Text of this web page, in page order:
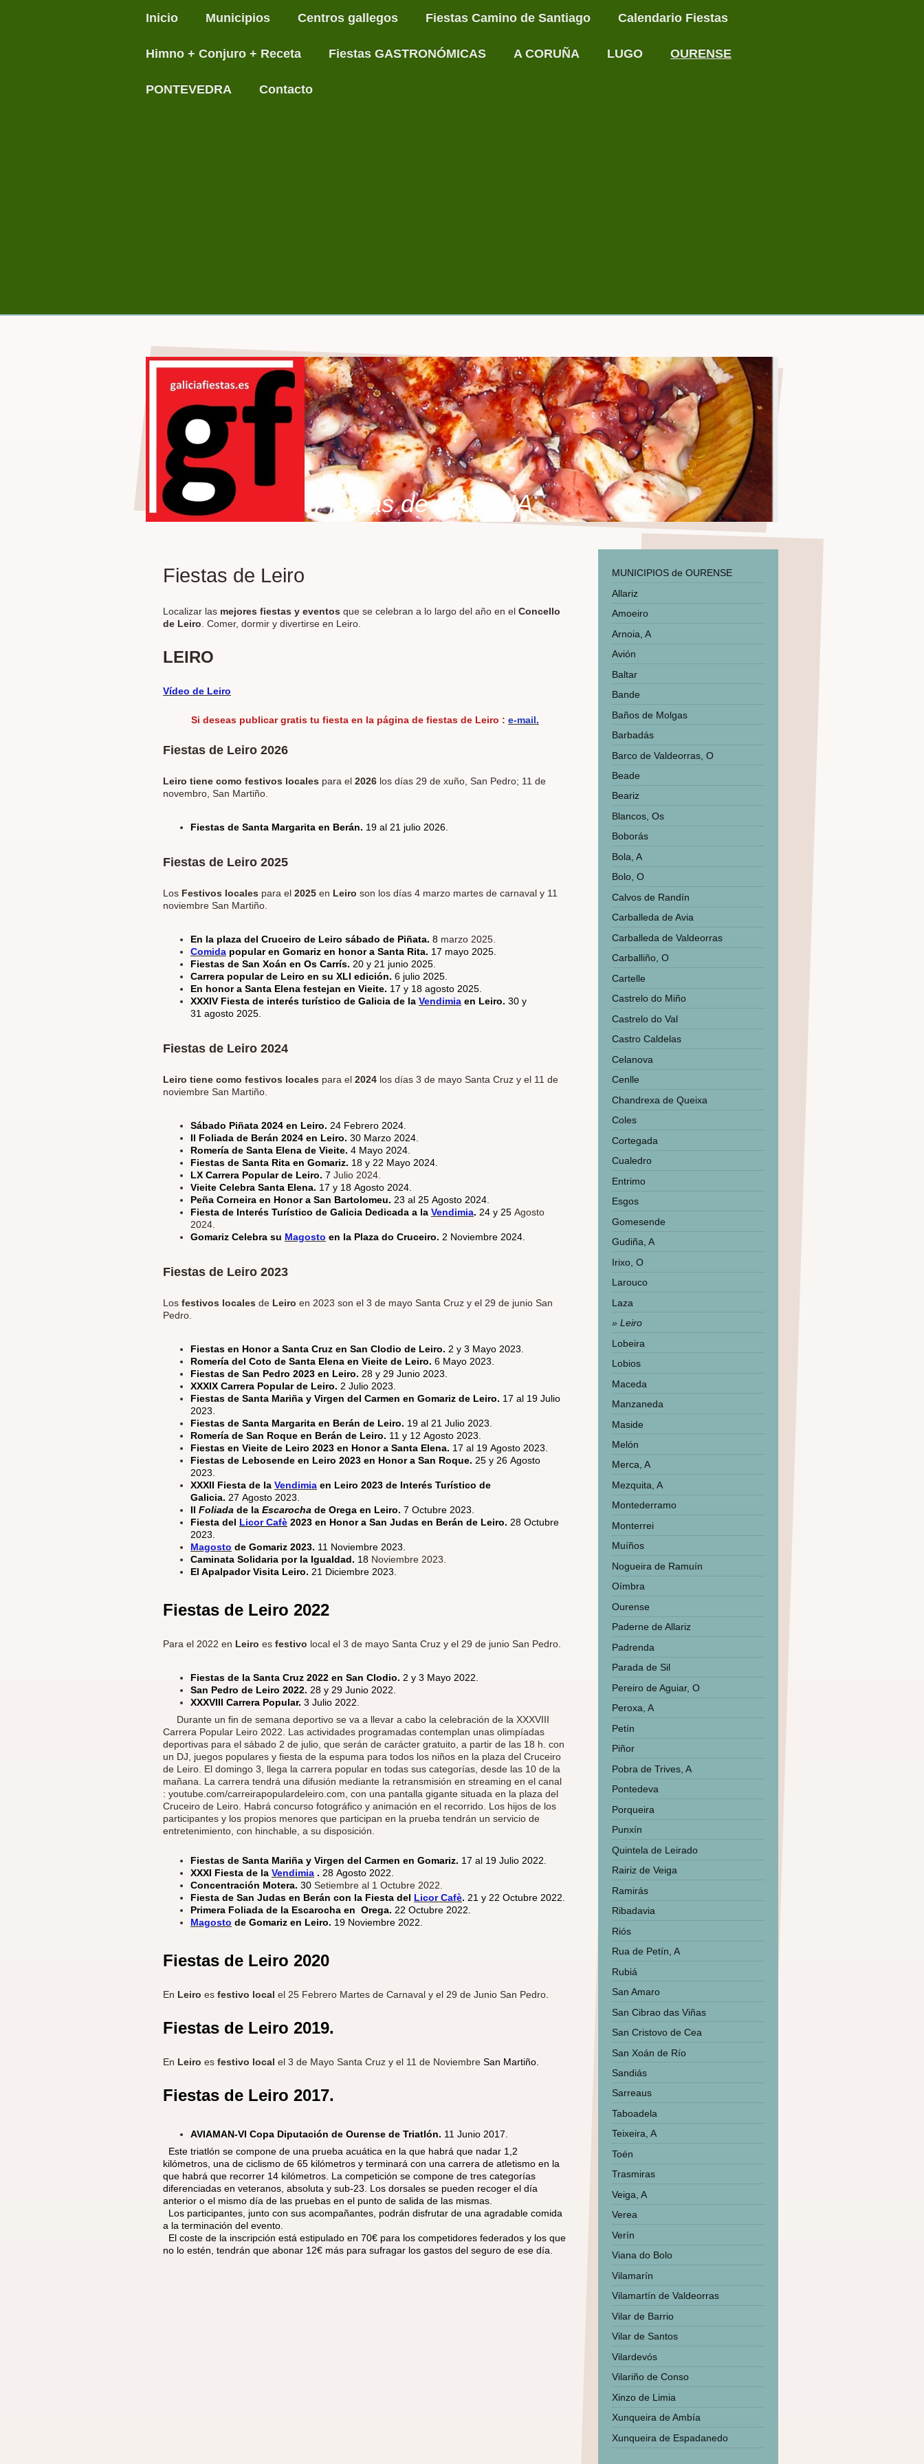
Inicio Municipios Centros gallegos Fiestas Camino de Santiago Calendario Fiestas
Himno + Conjuro + Receta Fiestas GASTRONÓMICAS A CORUÑA LUGO OURENSE
PONTEVEDRA Contacto
Fiestas de GALICIA
Fiestas de Leiro
Localizar las mejores fiestas y eventos que se celebran a lo largo del año en el Concello
de Leiro . Comer, dormir y divertirse en Leiro.
LEIRO
Vídeo de Leiro
Si deseas publicargratis tu fiesta en la página de fiestas de Leiro : e-mail.
Fiestas de Leiro 2026
Leiro tiene como festivos locales para el 2026 los días 29 de xuño, San Pedro; 11 de
novembro, San Martiño.
Fiestas de Santa Margarita en Berán. 19 al 21 julio 2026.
Fiestas de Leiro 2025
Los Festivos locales para el 2025 en Leiro son los días 4 marzo martes de carnaval y 11
noviembre San Martiño.
En la plaza del Cruceiro de Leiro sábado de Piñata. 8 marzo 2025.
Comida popular en Gomariz en honor a Santa Rita. 17 mayo 2025.
Fiestas de San Xoán en Os Carrís. 20 y 21 junio 2025.
Carrera popular de Leiro en su XLI edición. 6 julio 2025.
En honor a Santa Elena festejan en Vieite. 17 y 18 agosto 2025.
XXXIV Fiesta de interés turístico de Galicia de la Vendimia en Leiro. 30 y
31 agosto 2025.
Fiestas de Leiro 2024
Leiro tiene como festivos locales para el 2024 los días 3 de mayo Santa Cruz y el 11 de
noviembre San Martiño.
Sábado Piñata 2024 en Leiro. 24 Febrero 2024.
II Foliada de Berán 2024 en Leiro. 30 Marzo 2024.
Romería de Santa Elena de Vieite. 4 Mayo 2024.
Fiestas de Santa Rita en Gomariz. 18 y 22 Mayo 2024.
LX Carrera Popular de Leiro. 7 Julio 2024.
Vieite Celebra Santa Elena. 17 y 18 Agosto 2024.
Peña Corneira en Honor a San Bartolomeu. 23 al 25 Agosto 2024.
Fiesta de Interés Turístico de Galicia Dedicada a la Vendimia. 24 y 25 Agosto
2024.
Gomariz Celebra su Magosto en la Plaza do Cruceiro. 2 Noviembre 2024.
Fiestas de Leiro 2023
Los festivos locales de Leiro en 2023 son el 3 de mayo Santa Cruz y el 29 de junio San
Pedro.
Fiestas en Honor a Santa Cruz en San Clodio de Leiro. 2 y 3 Mayo 2023.
Romería del Coto de Santa Elena en Vieite de Leiro. 6 Mayo 2023.
Fiestas de San Pedro 2023 en Leiro. 28 y 29 Junio 2023.
XXXIX Carrera Popular de Leiro. 2 Julio 2023.
Fiestas de Santa Mariña y Virgen del Carmen en Gomariz de Leiro. 17 al 19 Julio
2023.
Fiestas de Santa Margarita en Berán de Leiro. 19 al 21 Julio 2023.
Romería de San Roque en Berán de Leiro. 11 y 12 Agosto 2023.
Fiestas en Vieite de Leiro 2023 en Honor a Santa Elena. 17 al 19 Agosto 2023.
Fiestas de Lebosende en Leiro 2023 en Honor a San Roque. 25 y 26 Agosto
2023.
XXXII Fiesta de la Vendimia en Leiro 2023 de Interés Turístico de
Galicia. 27 Agosto 2023.
II Foliada de la Escarocha de Orega en Leiro. 7 Octubre 2023.
Fiesta del Licor Cafè 2023 en Honor a San Judas en Berán de Leiro. 28 Octubre
2023.
Magosto de Gomariz 2023. 11 Noviembre 2023.
Caminata Solidaria por la Igualdad. 18 Noviembre 2023.
El Apalpador Visita Leiro. 21 Diciembre 2023.
Fiestas de Leiro 2022
Para el 2022 en Leiro es festivo local el 3 de mayo Santa Cruz y el 29 de junio San Pedro.
Fiestas de la Santa Cruz 2022 en San Clodio. 2 y 3 Mayo 2022.
San Pedro de Leiro 2022. 28 y 29 Junio 2022.
XXXVIII Carrera Popular. 3 Julio 2022.
Durante un fin de semana deportivo se va a llevar a cabo la celebración de la XXXVIII
Carrera Popular Leiro 2022. Las actividades programadas contemplan unas olimpíadas
deportivas para el sábado 2 de julio, que serán de carácter gratuito, a partir de las 18 h. con
un DJ, juegos populares y fiesta de la espuma para todos los niños en la plaza del Cruceiro
de Leiro. El domingo 3, llega la carrera popular en todas sus categorías, desde las 10 de la
mañana. La carrera tendrá una difusión mediante la retransmisión en streaming en el canal
: youtube.com/carreirapopulardeleiro.com, con una pantalla gigante situada en la plaza del
Cruceiro de Leiro. Habrá concurso fotográfico y animación en el recorrido. Los hijos de los
participantes y los propios menores que participan en la prueba tendrán un servicio de
entretenimiento, con hinchable, a su disposición.
Fiestas de Santa Mariña y Virgen del Carmen en Gomariz. 17 al 19 Julio 2022.
XXXI Fiesta de la Vendimia . 28 Agosto 2022.
Concentración Motera. 30 Setiembre al 1 Octubre 2022.
Fiesta de San Judas en Berán con la Fiesta del Licor Cafè. 21 y 22 Octubre 2022.
Primera Foliada de la Escarocha en Orega. 22 Octubre 2022.
Magosto de Gomariz en Leiro. 19 Noviembre 2022.
Fiestas de Leiro 2020
En Leiro es festivo local el 25 Febrero Martes de Carnaval y el 29 de Junio San Pedro
Fiestas de Leiro 2019.
En Leiro es festivo local el 3 de Mayo Santa Cruz y el 11 de Noviembre San Martiño.
Fiestas de Leiro 2017.
AVIAMAN-VI Copa Diputación de Ourense de Triatlón. 11 Junio 2017.
​ Este triatlón se compone de una prueba acuática en la que habrá que nadar 1,2
kilómetros, una de ciclismo de 65 kilómetros y terminará con una carrera de atletismo en la
que habrá que recorrer 14 kilómetros. La competición se compone de tres categorías
diferenciadas en veteranos, absoluta y sub-23. Los dorsales se pueden recoger el día
anterior o el mismo día de las pruebas en el punto de salida de las mismas.
Los participantes, junto con sus acompañantes, podrán disfrutar de una agradable comida
a la terminación del evento.
El coste de la inscripción está estipulado en 70€ para los competidores federados y los que
no lo estén, tendrán que abonar 12€ más para sufragar los gastos del seguro de ese día.
MUNICIPIOS de OURENSE
Allariz
Amoeiro
Arnoia, A
Avión
Baltar
Bande
Baños de Molgas
Barbadás
Barco de Valdeorras, O
Beade
Beariz
Blancos, Os
Boborás
Bola, A
Bolo, O
Calvos de Randín
Carballeda de Avia
Carballeda de Valdeorras
Carballiño, O
Cartelle
Castrelo do Miño
Castrelo do Val
Castro Caldelas
Celanova
Cenlle
Chandrexa de Queixa
Coles
Cortegada
Cualedro
Entrimo
Esgos
Gomesende
Gudiña, A
Irixo, O
Larouco
Laza
Leiro
Lobeira
Lobios
Maceda
Manzaneda
Maside
Melón
Merca, A
Mezquita, A
Montederramo
Monterrei
Muíños
Nogueira de Ramuín
Oímbra
Ourense
Paderne de Allariz
Padrenda
Parada de Sil
Pereiro de Aguiar, O
Peroxa, A
Petín
Piñor
Pobra de Trives, A
Pontedeva
Porqueira
Punxín
Quintela de Leirado
Rairiz de Veiga
Ramirás
Ribadavia
Riós
Rua de Petín, A
Rubiá
San Amaro
San Cibrao das Viñas
San Cristovo de Cea
San Xoán de Río
Sandiás
Sarreaus
Taboadela
Teixeira, A
Toén
Trasmiras
Veiga, A
Verea
Verín
Viana do Bolo
Vilamarín
Vilamartín de Valdeorras
Vilar de Barrio
Vilar de Santos
Vilardevós
Vilariño de Conso
Xinzo de Limia
Xunqueira de Ambía
Xunqueira de Espadanedo